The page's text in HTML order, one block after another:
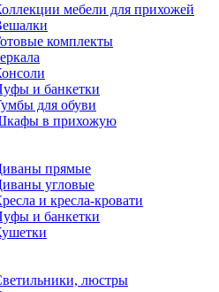
мебели для прихожей
комплекты
и банкетки
для обуви
в прихожую
прямые
угловые
и кресла-кровати
и банкетки
люстры